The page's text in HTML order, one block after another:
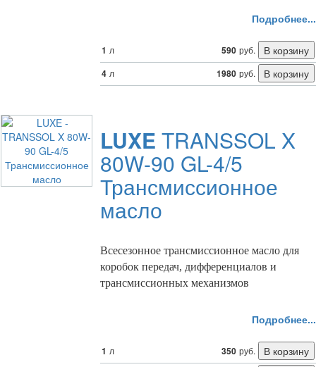
Подробнее...
1 л 590 руб.
4 л 1980 руб.
LUXE TRANSSOL X
80W-90 GL-4/5
Трансмиссионное
масло
Всесезонное трансмиссионное масло для
коробок передач, дифференциалов и
трансмиссионных механизмов
Подробнее...
1 л 350 руб.